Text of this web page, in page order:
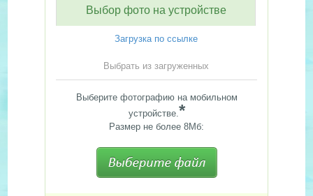
Выбор фото на устройстве
Загрузка по ссылке
Выбрать из загруженных
Выберите фотографию на мобильном
устройстве.*
Размер не более 8Мб: